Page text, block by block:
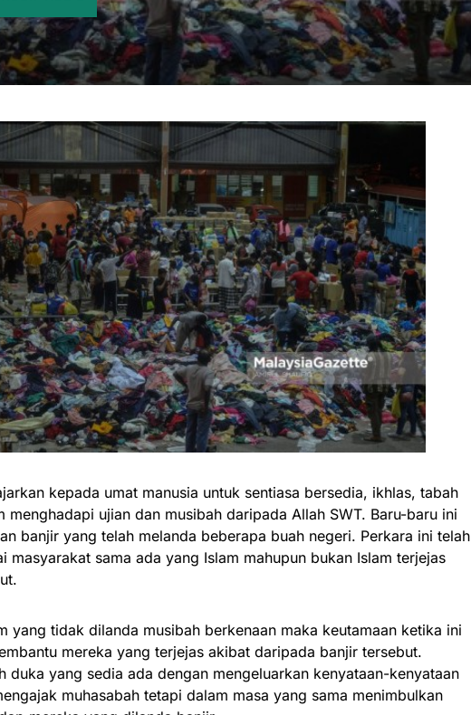
kepada umat manusia untuk sentiasa bersedia, ikhlas, tabah
menghadapi ujian dan musibah daripada Allah SWT. Baru-baru ini
banjir yang telah melanda beberapa buah negeri. Perkara ini telah
masyarakat sama ada yang Islam mahupun bukan Islam terjejas
yang tidak dilanda musibah berkenaan maka keutamaan ketika ini
mereka yang terjejas akibat daripada banjir tersebut.
duka yang sedia ada dengan mengeluarkan kenyataan-kenyataan
muhasabah tetapi dalam masa yang sama menimbulkan